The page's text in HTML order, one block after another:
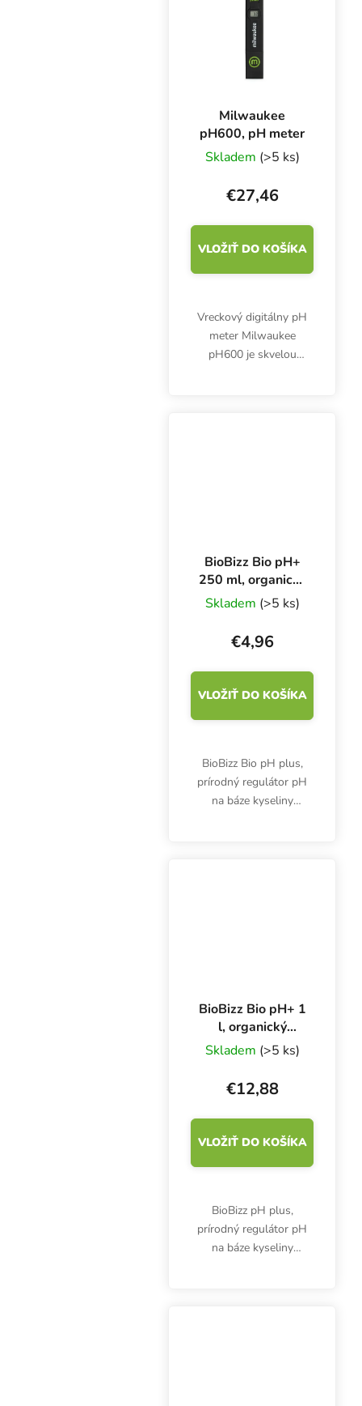
Milwaukee
pH600, pH meter
Skladem (>5 ks)
€27,46
VLOŽIŤ DO KOŠÍKA
Vreckový digitálny pH
meter Milwaukee
pH600 je skvelou
BioBizz Bio pH+
250 ml, organický
regulátor pH
Skladem (>5 ks)
€4,96
VLOŽIŤ DO KOŠÍKA
BioBizz Bio pH plus,
prírodný regulátor pH
na báze kyseliny
BioBizz Bio pH+ 1
l, organický
regulátor pH
Skladem (>5 ks)
€12,88
VLOŽIŤ DO KOŠÍKA
BioBizz pH plus,
prírodný regulátor pH
na báze kyseliny